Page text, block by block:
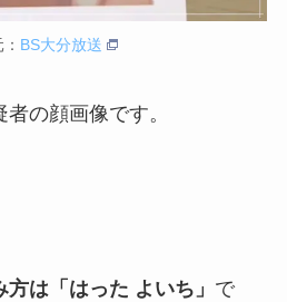
BS大分放送
の顔画像です。
方は「はった よいち」 で